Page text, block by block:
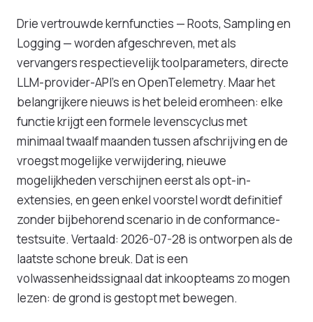
Drie vertrouwde kernfuncties — Roots, Sampling en
Logging — worden afgeschreven, met als
vervangers respectievelijk toolparameters, directe
LLM-provider-API's en OpenTelemetry. Maar het
belangrijkere nieuws is het beleid eromheen: elke
functie krijgt een formele levenscyclus met
minimaal twaalf maanden tussen afschrijving en de
vroegst mogelijke verwijdering, nieuwe
mogelijkheden verschijnen eerst als opt-in-
extensies, en geen enkel voorstel wordt definitief
zonder bijbehorend scenario in de conformance-
testsuite. Vertaald: 2026-07-28 is ontworpen als de
laatste schone breuk. Dat is een
volwassenheidssignaal dat inkoopteams zo mogen
lezen: de grond is gestopt met bewegen.